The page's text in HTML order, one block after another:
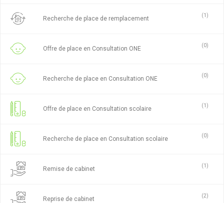
Recherche de place de remplacement (1)
Offre de place en Consultation ONE (0)
Recherche de place en Consultation ONE (0)
Offre de place en Consultation scolaire (1)
Recherche de place en Consultation scolaire (0)
Remise de cabinet (1)
Reprise de cabinet (2)